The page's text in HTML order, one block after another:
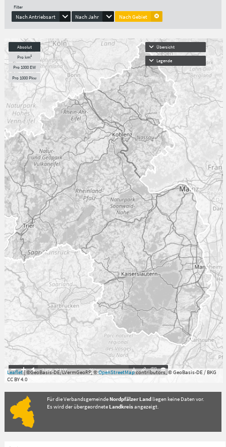
Filter
Nach Antriebsart Nach Jahr Nach Gebiet
Absolut
Pro km²
Pro 1000 EW
Pro 1000 Pkw
Übersicht
Legende
7.059°,49.813° 20km
Leaflet| ©GeoBasis-DE/LVermGeoRP, ©OpenStreetMapcontributors, © GeoBasis-DE / BKG
CC BY 4.0
Für die VerbandsgemeindeNordpfälzer Land liegen keine Daten vor.
Es wird der übergeordneteLandkreisangezeigt.